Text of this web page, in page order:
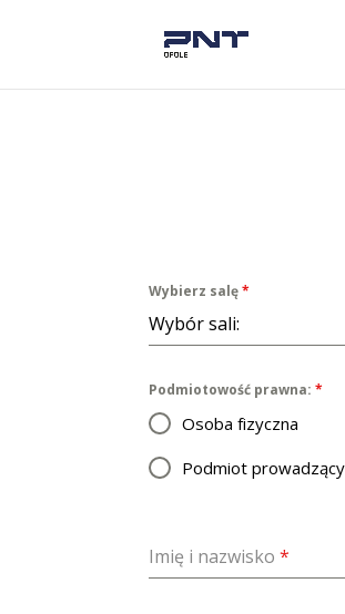
Wybierz salę*
Wybór sali:
Podmiotowość prawna:*
Osoba fizyczna
Podmiot
Imię i nazwisko*